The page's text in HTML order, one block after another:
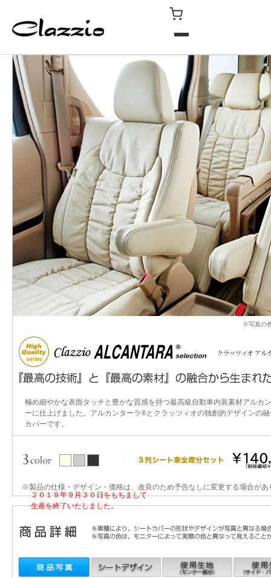
※写真の
極め細やかな表面タッチと豊かな質感を持つ最高級自動車内装素材アルカ
ーに仕上げました。アルカンターラ®とクラッツィオの独創的デザインの
カバーです。
２０１９年９月３０日をもちまして
生産を終了いたしました。
※製品の仕様・デザイン・価格は、改良のため予告なしに変更する場合があ